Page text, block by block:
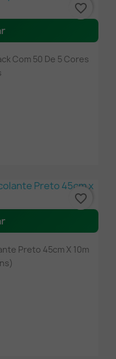
Com 50 De 5 Cores
favorite_border
Preto 45cm X 10m
favorite_border